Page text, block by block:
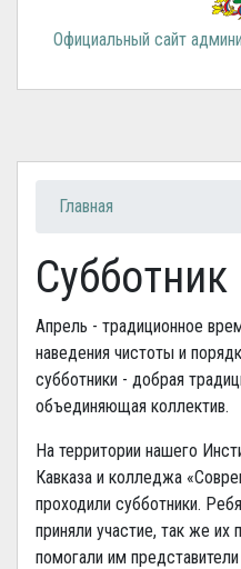
Официальный сайт
Вы здесь
Главная
Субботник
Апрель - традиционное
наведения чистоты и
субботники - добрая
объединяющая коллектив.
На территории нашего
Кавказа и колледжа
проходили субботники.
приняли участие, так же
помогали им